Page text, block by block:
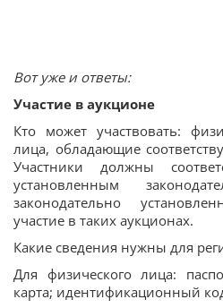
Вот уже и ответы:
Участие в аукционе
Кто может участвовать:
лица, обладающие
Участники должны
установленным
законодательно
участие в таких аукционах.
Какие сведения нужны для
Для физического лица:
карта; идентификационный